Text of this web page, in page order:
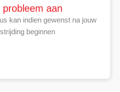
aan
kan indien gewenst na jouw
beginnen